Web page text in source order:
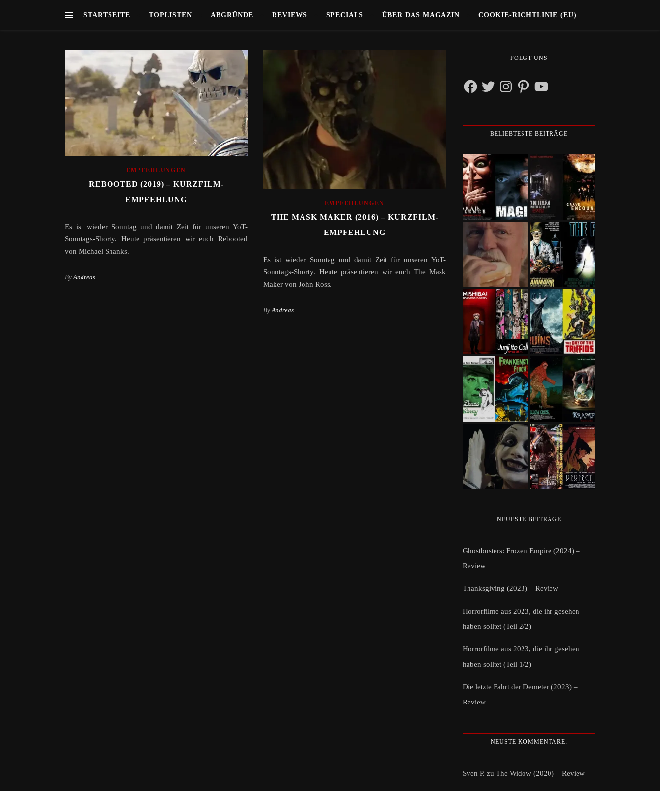
STARTSEITE TOPLISTEN ABGRÜNDE REVIEWS SPECIALS ÜBER DAS MAGAZIN COOKIE-RICHTLINIE (EU)
EMPFEHLUNGEN
REBOOTED (2019) – KURZFILM-
EMPFEHLUNG
Es ist wieder Sonntag und damit Zeit für unseren YoT-
Sonntags-Shorty. Heute präsentieren wir euch Rebooted
von Michael Shanks.
By Andreas
EMPFEHLUNGEN
THE MASK MAKER (2016) – KURZFILM-
EMPFEHLUNG
Es ist wieder Sonntag und damit Zeit für unseren YoT-
Sonntags-Shorty. Heute präsentieren wir euch The Mask
Maker von John Ross.
By Andreas
FOLGT UNS
FacebookTwitterInstagramPinterestYouTube
BELIEBTESTE BEITRÄGE
NEUESTE BEITRÄGE
Ghostbusters: Frozen Empire (2024) –
Review
Thanksgiving (2023) – Review
Horrorfilme aus 2023, die ihr gesehen
haben solltet (Teil 2/2)
Horrorfilme aus 2023, die ihr gesehen
haben solltet (Teil 1/2)
Die letzte Fahrt der Demeter (2023) –
Review
NEUSTE KOMMENTARE:
Sven P. zu The Widow (2020) – Review